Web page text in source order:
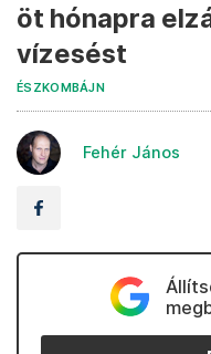
öt hónapra
vízesést
ÉSZKOMBÁJN
Fehér János